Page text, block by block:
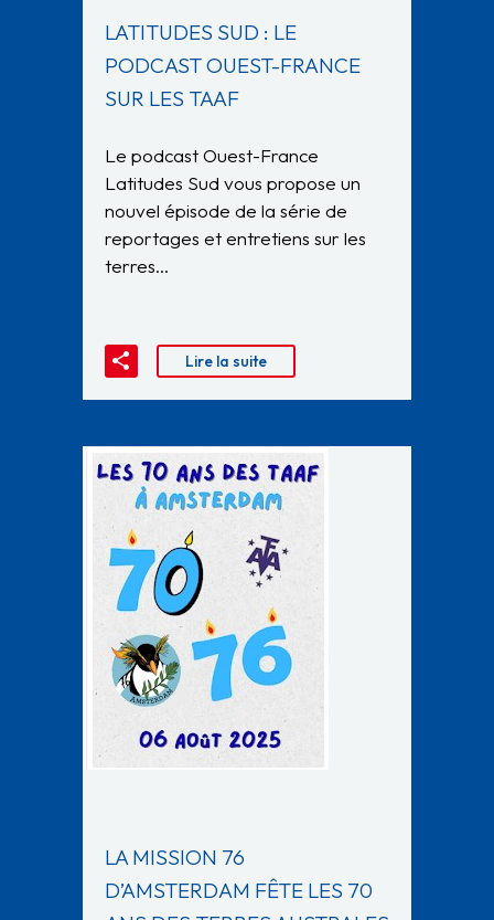
LATITUDES SUD : LE
PODCAST OUEST-FRANCE
SUR LES TAAF
Le podcast Ouest-France
Latitudes Sud vous propose un
nouvel épisode de la série de
reportages et entretiens sur les
terres…
Lire la suite
LA MISSION 76
D’AMSTERDAM FÊTE LES 70